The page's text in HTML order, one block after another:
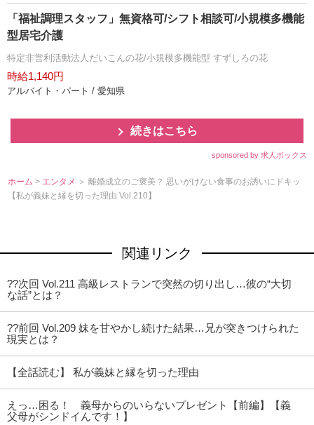
「福祉調理スタッフ」無資格可/シフト相談可/小規模多機能
型居宅介護
特定非営利活動法人だいこんの花/小規模多機能型 すずしろの花
時給1,140円
アルバイト・パート / 愛知県
続きはこちら
sponsored by 求人ボックス
ホーム > エンタメ ＞ 離婚成立のご褒美？ 思いがけない食事のお誘いにドキッ
【私が義妹と縁を切った理由 Vol.210】
関連リンク
??次回 Vol.211 高級レストランで突然の切り出し…彼の“大切
な話”とは？
??前回 Vol.209 妹を甘やかし続けた結果…兄が突きつけられた
現実とは？
【全話読む】 私が義妹と縁を切った理由
えっ…困る！ 義母からのいらないプレゼント【前編】【義
父母がシンドイんです！】